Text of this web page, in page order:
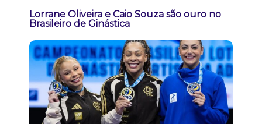
Lorrane Oliveira e Caio Souza são ouro no
Brasileiro de Ginástica